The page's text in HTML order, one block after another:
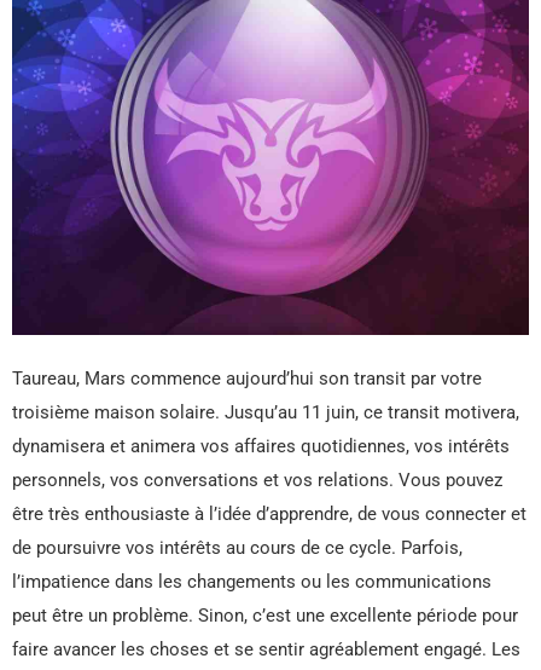
Taureau, Mars commence aujourd’hui son transit par votre
troisième maison solaire. Jusqu’au 11 juin, ce transit motivera,
dynamisera et animera vos affaires quotidiennes, vos intérêts
personnels, vos conversations et vos relations. Vous pouvez
être très enthousiaste à l’idée d’apprendre, de vous connecter et
de poursuivre vos intérêts au cours de ce cycle. Parfois,
l’impatience dans les changements ou les communications
peut être un problème. Sinon, c’est une excellente période pour
faire avancer les choses et se sentir agréablement engagé. Les